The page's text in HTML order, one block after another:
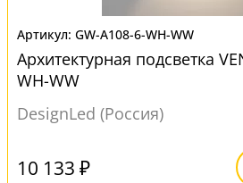
GW-A108-6-WH-WW
Архитектурная подсветка
WH-WW
DesignLed (Россия)
10 133 ₽